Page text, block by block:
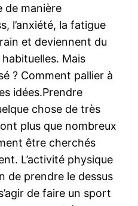
de manière
l’anxiété, la fatigue
et deviennent du
Mais
? Comment pallier à
idées.Prendre
chose de très
plus que nombreux
être cherchés
L’activité physique
de prendre le dessus
de faire un sport